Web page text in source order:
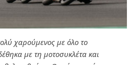
χαρούμενος με όλο το
με τη μοτοσυκλέτα και